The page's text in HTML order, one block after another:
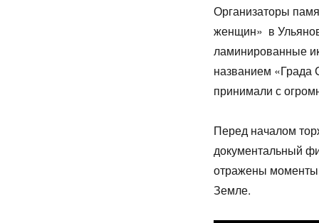
Организаторы
женщин» в
ламинированные
названием «Града
принимали с
Перед началом
документальный
отражены моменты
Земле.